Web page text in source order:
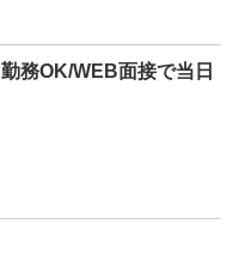
務OK/WEB面接で当日